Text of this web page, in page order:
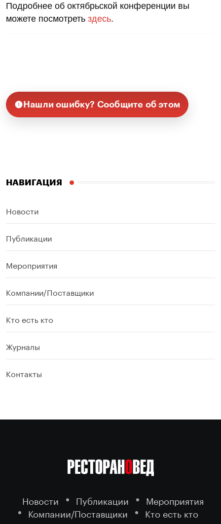
Подробнее об октябрьской конференции вы
можете посмотреть здесь.
Нашли ошибку? Сообщите об этом
НАВИГАЦИЯ
Новости
Публикации
Мероприятия
Компании/Поставщики
Кто есть кто
Журналы
Контакты
Новости Публикации
Мероприятия
Компании/Поставщики
Кто есть кто